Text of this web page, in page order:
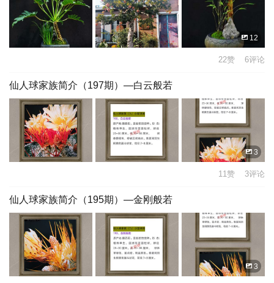
12
22赞 6评论
仙人球家族简介（197期）—白云般若
3
11赞 3评论
仙人球家族简介（195期）—金刚般若
3